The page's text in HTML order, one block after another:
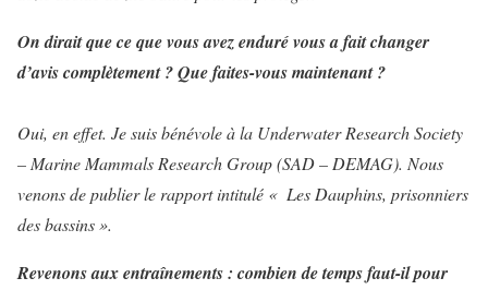
On dirait que ce que vous avez enduré vous a fait changer
d’avis complètement ? Que faites-vous maintenant ?
Oui, en effet. Je suis bénévole à la Underwater Research Society
– Marine Mammals Research Group (SAD – DEMAG). Nous
venons de publier le rapport intitulé « Les Dauphins, prisonniers
des bassins ».
Revenons aux entraînements : combien de temps faut-il pour